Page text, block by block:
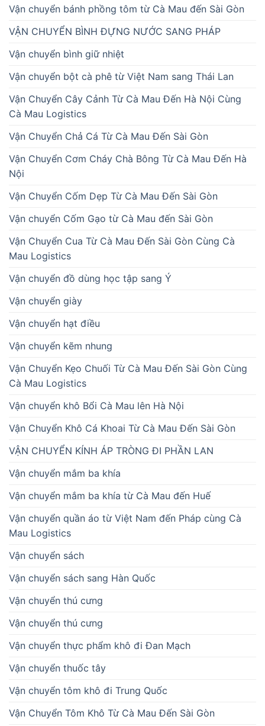
Vận chuyển bánh phồng tôm từ Cà Mau đến Sài Gòn
VẬN CHUYỂN BÌNH ĐỰNG NƯỚC SANG PHÁP
Vận chuyển bình giữ nhiệt
Vận chuyển bột cà phê từ Việt Nam sang Thái Lan
Vận Chuyển Cây Cảnh Từ Cà Mau Đến Hà Nội Cùng
Cà Mau Logistics
Vận Chuyển Chả Cá Từ Cà Mau Đến Sài Gòn
Vận Chuyển Cơm Cháy Chà Bông Từ Cà Mau Đến Hà
Nội
Vận Chuyển Cốm Dẹp Từ Cà Mau Đến Sài Gòn
Vận chuyển Cốm Gạo từ Cà Mau đến Sài Gòn
Vận Chuyển Cua Từ Cà Mau Đến Sài Gòn Cùng Cà
Mau Logistics
Vận chuyển đồ dùng học tập sang Ý
Vận chuyển giày
Vận chuyển hạt điều
Vận chuyển kẽm nhung
Vận Chuyển Kẹo Chuối Từ Cà Mau Đến Sài Gòn Cùng
Cà Mau Logistics
Vận chuyển khô Bổi Cà Mau lên Hà Nội
Vận Chuyển Khô Cá Khoai Từ Cà Mau Đến Sài Gòn
VẬN CHUYỂN KÍNH ÁP TRÒNG ĐI PHẦN LAN
Vận chuyển mắm ba khía
Vận chuyển mắm ba khía từ Cà Mau đến Huế
Vận chuyển quần áo từ Việt Nam đến Pháp cùng Cà
Mau Logistics
Vận chuyển sách
Vận chuyển sách sang Hàn Quốc
Vận chuyển thú cưng
Vận chuyển thú cưng
Vận chuyển thực phẩm khô đi Đan Mạch
Vận chuyển thuốc tây
Vận chuyển tôm khô đi Trung Quốc
Vận Chuyển Tôm Khô Từ Cà Mau Đến Sài Gòn